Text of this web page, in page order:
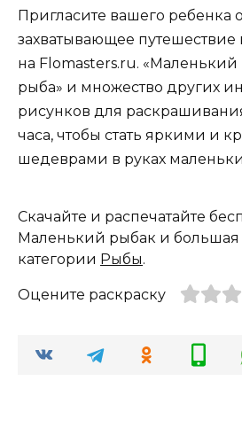
Пригласите вашего ребенка
захватывающее путешествие
на Flomasters.ru.
рыба» и множество других
рисунков для
часа, чтобы стать яркими и
шедеврами в руках
Скачайте и распечатайте
Маленький рыбак и большая
категории Рыбы.
Оцените раскраску